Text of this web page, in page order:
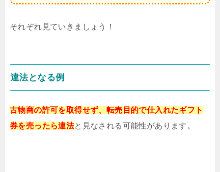
それぞれ見ていきましょう！
違法となる例
古物商の許可を取得せず、 転売目的で仕入れたギフト
券を売ったら違法と見なされる可能性があります。